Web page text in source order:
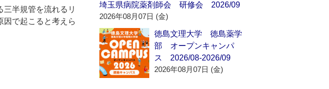
半規管を流れるリ
因で起こると考えら
埼玉県病院薬剤師会 研修会 2026/09
2026年08月07日 (金)
徳島文理大学 徳島薬学
部 オープンキャンパ
ス 2026/08-2026/09
2026年08月07日 (金)